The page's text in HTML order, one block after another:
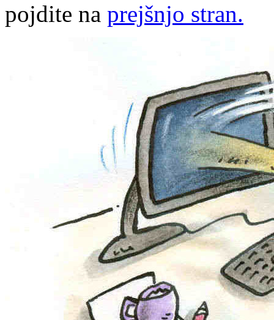
pojdite na prejšnjo stran.